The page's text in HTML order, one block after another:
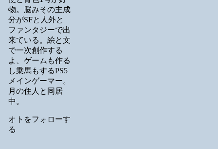
物。脳みその主成
分がSFと人外と
ファンタジーで出
来ている。絵と文
で一次創作する
よ、ゲームも作る
し乗馬もするPS5
メインゲーマー。
月の住人と同居
中。
オトをフォローす
る